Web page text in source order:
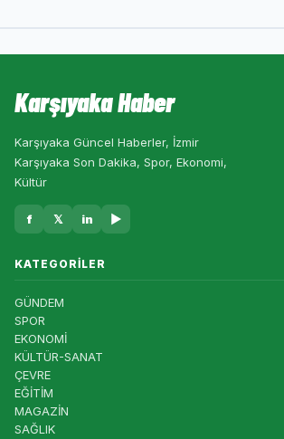
Karşıyaka Haber
Karşıyaka Güncel Haberler, İzmir
Karşıyaka Son Dakika, Spor, Ekonomi,
Kültür
f 𝕏 in ▶
KATEGORILER
GÜNDEM
SPOR
EKONOMİ
KÜLTÜR-SANAT
ÇEVRE
EĞİTİM
MAGAZİN
SAĞLIK